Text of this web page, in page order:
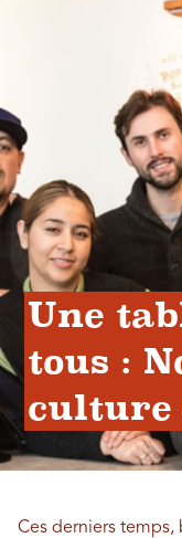
Une
tous :
culture
Ces derniers temps,